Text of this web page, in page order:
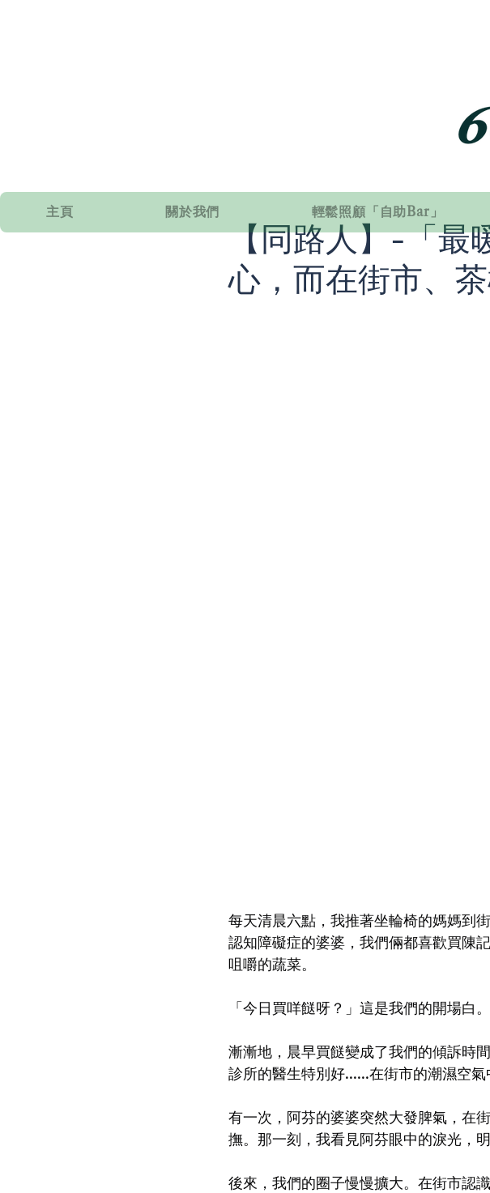
【同路人】-「最
心，而在街市、
每天清晨六點，我推著坐輪椅的媽媽到
認知障礙症的婆婆，我們倆都喜歡買陳
咀嚼的蔬菜。
「今日買咩餸呀？」這是我們的開場白。
漸漸地，晨早買餸變成了我們的傾訴時
診所的醫生特別好......在街市的潮濕空氣
有一次，阿芬的婆婆突然大發脾氣，在
撫。那一刻，我看見阿芬眼中的淚光，
後來，我們的圈子慢慢擴大。在街市認
主頁 關於我們 輕鬆照顧「自助Bar」